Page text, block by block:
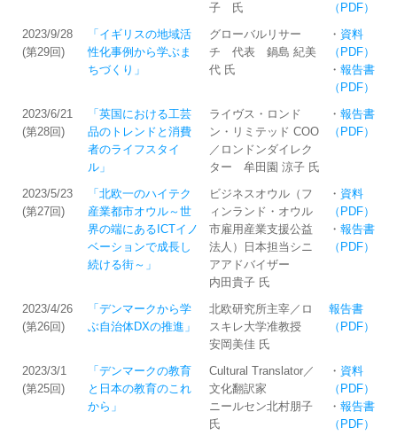
子 氏
（PDF）
2023/9/28
(第29回)
「イギリスの地域活
性化事例から学ぶま
ちづくり」
グローバルリサー
チ 代表 鍋島 紀美
代 氏
・ 資料
（PDF）
・ 報告書
（PDF）
2023/6/21
(第28回)
「英国における工芸
品のトレンドと消費
者のライフスタイ
ル」
ライヴス・ロンド
ン・リミテッド COO
／ロンドンダイレク
ター 牟田園 涼子 氏
・ 報告書
（PDF）
2023/5/23
(第27回)
「北欧一のハイテク
産業都市オウル～世
界の端にあるICTイノ
ベーションで成長し
続ける街～」
ビジネスオウル（フ
ィンランド・オウル
市雇用産業支援公益
法人）日本担当シニ
アアドバイザー
内田貴子 氏
・ 資料
（PDF）
・ 報告書
（PDF）
2023/4/26
(第26回)
「デンマークから学
ぶ自治体DXの推進」
北欧研究所主宰／ロ
スキレ大学准教授
安岡美佳 氏
報告書
（PDF）
2023/3/1
(第25回)
「デンマークの教育
と日本の教育のこれ
から」
Cultural Translator／
文化翻訳家
ニールセン北村朋子
氏
・ 資料
（PDF）
・ 報告書
（PDF）